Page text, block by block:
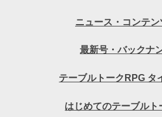
ニュース・コンテン
最新号・バックナ
テーブルトークRPG タ
はじめてのテーブルト